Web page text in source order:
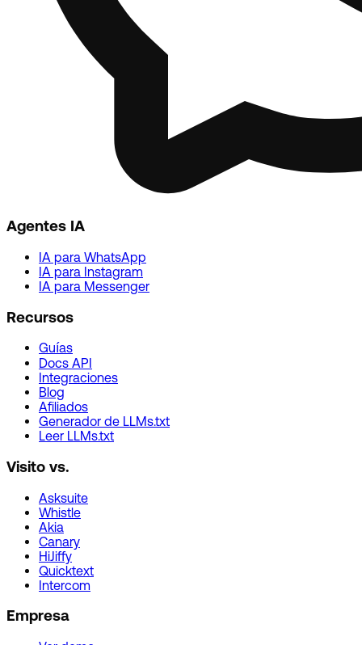
Agentes IA
IA para WhatsApp
IA para Instagram
IA para Messenger
Recursos
Guías
Docs API
Integraciones
Blog
Afiliados
Generador de LLMs.txt
Leer LLMs.txt
Visito vs.
Asksuite
Whistle
Akia
Canary
HiJiffy
Quicktext
Intercom
Empresa